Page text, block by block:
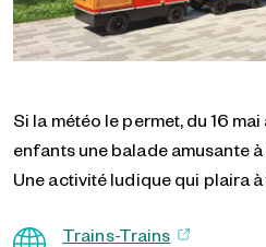
Si la météo le permet, du 16
enfants une balade amusante
Une activité ludique qui plaira
Trains-Trains